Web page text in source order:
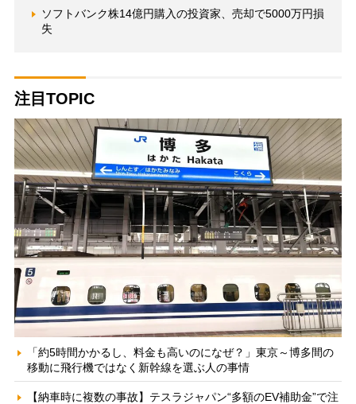
ソフトバンク株14億円購入の投資家、売却で5000万円損
失
注目TOPIC
「約5時間かかるし、料金も高いのになぜ？」東京～博多間の
移動に飛行機ではなく新幹線を選ぶ人の事情
【納車時に複数の事故】テスラジャパン“多額のEV補助金”で注